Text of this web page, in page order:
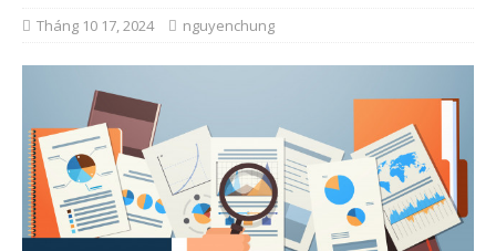
Tháng 10 17, 2024 nguyenchung